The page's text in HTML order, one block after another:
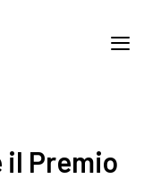
Premio